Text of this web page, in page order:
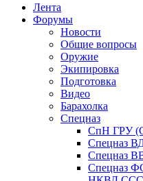
Лента
Форумы
Новости
Общие вопросы
Оружие
Экипировка
Подготовка
Видео
Барахолка
Спецназ
СпН ГРУ
Спецназ
Спецназ
Спецназ